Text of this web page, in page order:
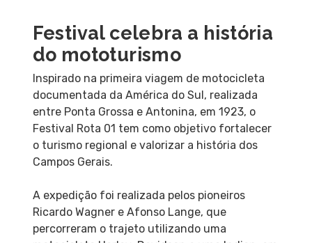
Festival celebra a história
do mototurismo
Inspirado na primeira viagem de motocicleta
documentada da América do Sul, realizada
entre Ponta Grossa e Antonina, em 1923, o
Festival Rota 01 tem como objetivo fortalecer
o turismo regional e valorizar a história dos
Campos Gerais.
A expedição foi realizada pelos pioneiros
Ricardo Wagner e Afonso Lange, que
percorreram o trajeto utilizando uma